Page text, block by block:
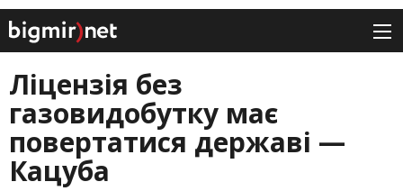
Ліцензія без
газовидобутку має
повертатися державі —
Кацуба